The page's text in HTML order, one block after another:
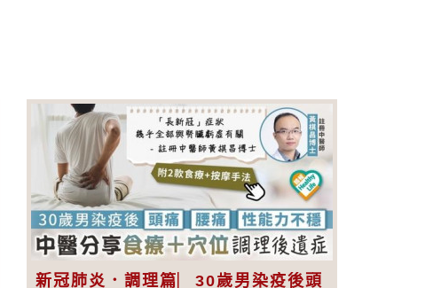
新冠肺炎．調理篇︳30歲男染疫後頭